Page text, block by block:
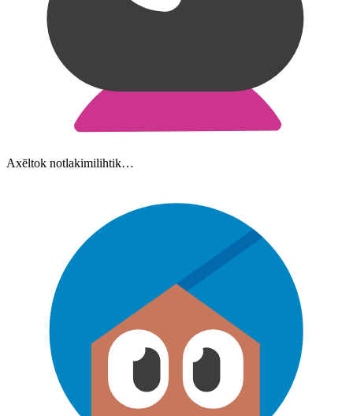
Axēltok notlakimilihtik…